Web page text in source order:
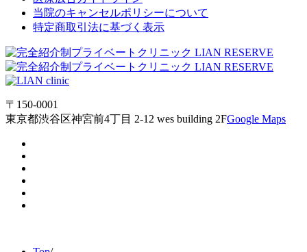
当院のキャンセルポリシーについて
特定商取引法に基づく表示
〒150-0001
東京都渋谷区神宮前4丁目 2-12 wes building 2FGoogle Maps